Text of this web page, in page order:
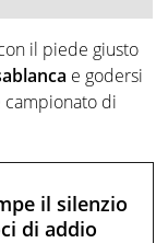
il piede giusto
e godersi
campionato di
il silenzio
di addio